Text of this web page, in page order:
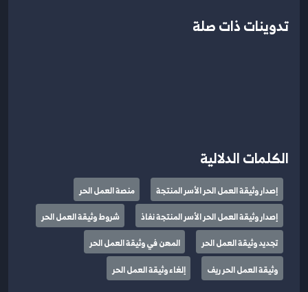
تدوينات ذات صلة
الكلمات الدلالية
إصدار وثيقة العمل الحر الأسر المنتجة
منصة العمل الحر
إصدار وثيقة العمل الحر الأسر المنتجة نفاذ
شروط وثيقة العمل الحر
تجديد وثيقة العمل الحر
المهن في وثيقة العمل الحر
وثيقة العمل الحر ريف
إلغاء وثيقة العمل الحر